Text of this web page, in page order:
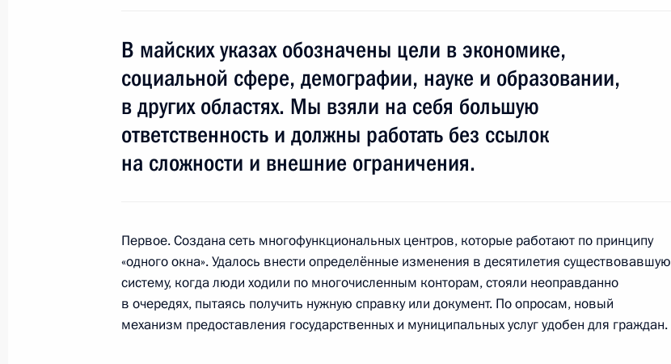
Совещание по вопросу ликвидации последствий паводка
на Алтае, в Хакасии и Тыве
10 июня 2014 года, 14:30
Встреча с военнослужащими Военно-Морского Флота
26 июля 2026 года
В майских указах обозначены цели в экономике,
социальной сфере, демографии, науке и образовании,
в других областях. Мы взяли на себя большую
ответственность и должны работать без ссылок
на сложности и внешние ограничения.
Первое. Создана сеть многофункциональных центров, которые работают по принципу
«одного окна». Удалось внести определённые изменения в десятилетия существовавшую
систему, когда люди ходили по многочисленным конторам, стояли неоправданно
в очередях, пытаясь получить нужную справку или документ. По опросам, новый
механизм предоставления государственных и муниципальных услуг удобен для граждан.